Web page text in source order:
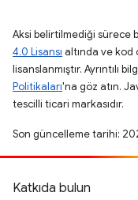
Aksi belirtilmediği sürece
4.0 Lisansı altında ve kod
lisanslanmıştır. Ayrıntılı
Politikaları'na göz atın.
tescilli ticari markasıdır.
Son güncelleme tarihi:
Katkıda bulun